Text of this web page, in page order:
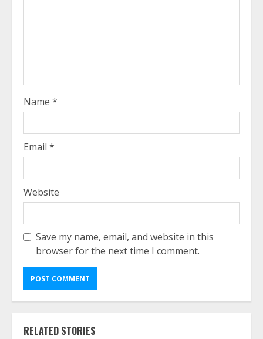
Name *
Email *
Website
Save my name, email, and website in this
browser for the next time I comment.
RELATED STORIES